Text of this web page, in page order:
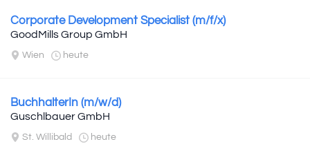
Corporate Development Specialist (m/f/x)
GoodMills Group GmbH
Wien heute
BuchhalterIn (m/w/d)
Guschlbauer GmbH
St. Willibald heute